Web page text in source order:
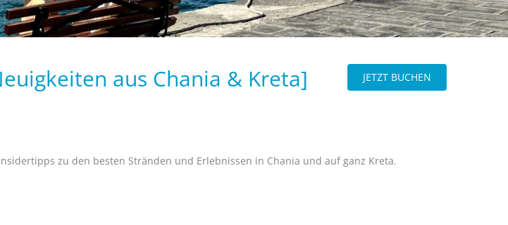
JETZT BUCHEN
aus Chania & Kreta]
zu den besten Stränden und Erlebnissen in Chania und auf ganz Kreta.